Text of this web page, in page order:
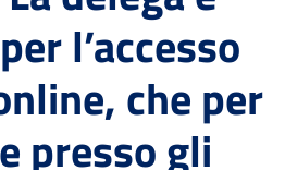
l’accesso
che per
presso gli